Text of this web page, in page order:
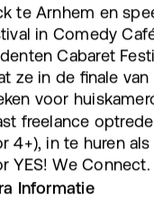
te Arnhem en
in Comedy
Cabaret
ze in de finale
voor
freelance
4+), in te huren
YES! We
Informatie